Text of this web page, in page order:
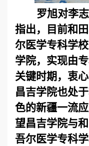
罗旭对李
指出，目前和
尔医学专科学
学院，实现由
关键时期，衷
昌吉学院也处
色的新疆一流
望昌吉学院与
吾尔医学专科